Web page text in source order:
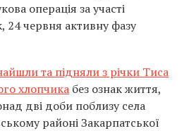
операція за участі
24 червня активну фазу
та підняли з річки Тиса
хлопчика без ознак життя,
дві доби поблизу села
районі Закарпатської